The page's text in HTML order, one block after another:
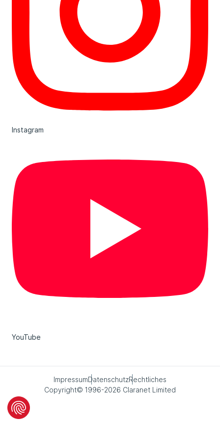
Instagram
YouTube
ImpressumDatenschutzRechtliches
Copyright© 1996-2026 Claranet Limited